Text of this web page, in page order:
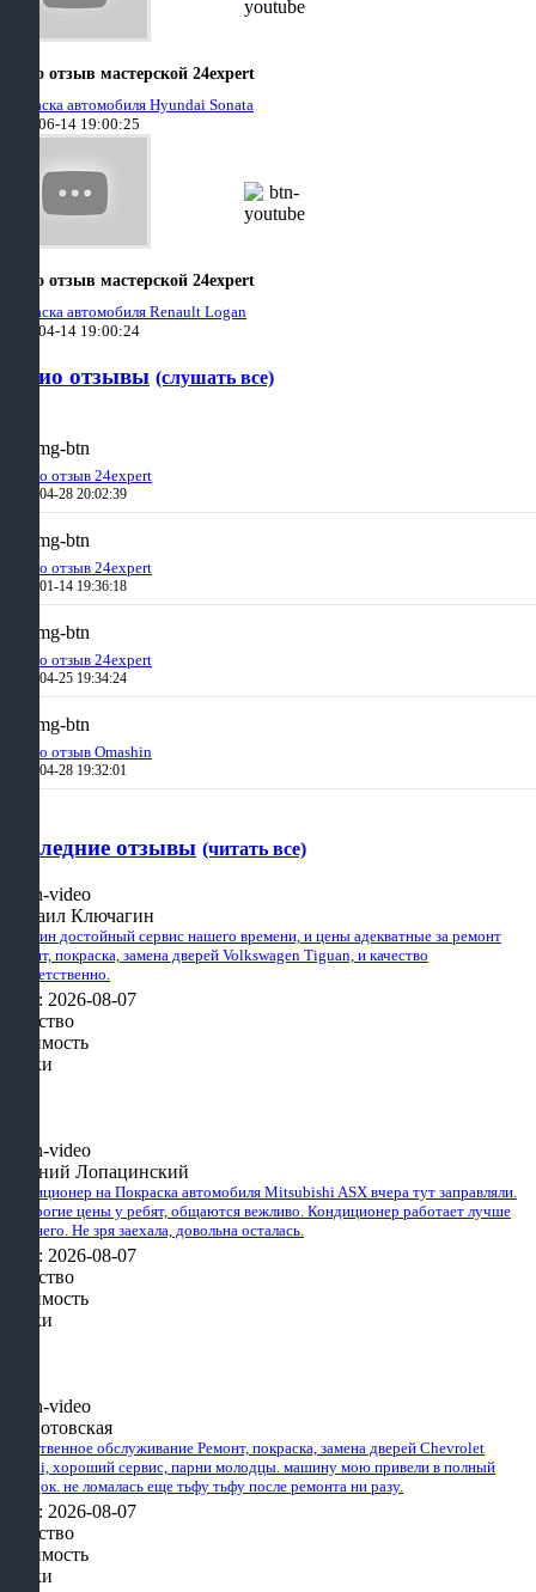
Видео отзыв мастерской 24expert
Покраска автомобиля Hyundai Sonata
2021-06-14 19:00:25
Видео отзыв мастерской 24expert
Покраска автомобиля Renault Logan
2021-04-14 19:00:24
Аудио отзывы (слушать все)
Аудио отзыв 24expert
2019-04-28 20:02:39
Аудио отзыв 24expert
2019-01-14 19:36:18
Аудио отзыв 24expert
2019-04-25 19:34:24
Аудио отзыв Omashin
2019-04-28 19:32:01
Последние отзывы (читать все)
Михаил Ключагин
Омашин достойный сервис нашего времени, и цены адекватные за ремонт
Ремонт, покраска, замена дверей Volkswagen Tiguan, и качество
соответственно.
Дата: 2026-08-07
Качество
Стоимость
Сроки
Евгений Лопацинский
Кондиционер на Покраска автомобиля Mitsubishi ASX вчера тут заправляли.
Недорогие цены у ребят, общаются вежливо. Кондиционер работает лучше
прежнего. Не зря заехала, довольна осталась.
Дата: 2026-08-07
Качество
Стоимость
Сроки
Шипотовская
Качественное обслуживание Ремонт, покраска, замена дверей Chevrolet
Lacetti, хороший сервис, парни молодцы. машину мою привели в полный
порядок. не ломалась еще тьфу тьфу после ремонта ни разу.
Дата: 2026-08-07
Качество
Стоимость
Сроки